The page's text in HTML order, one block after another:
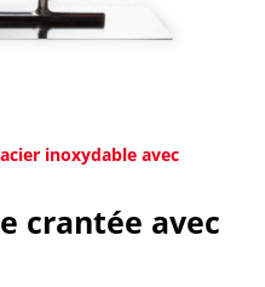
inoxydable avec
crantée avec